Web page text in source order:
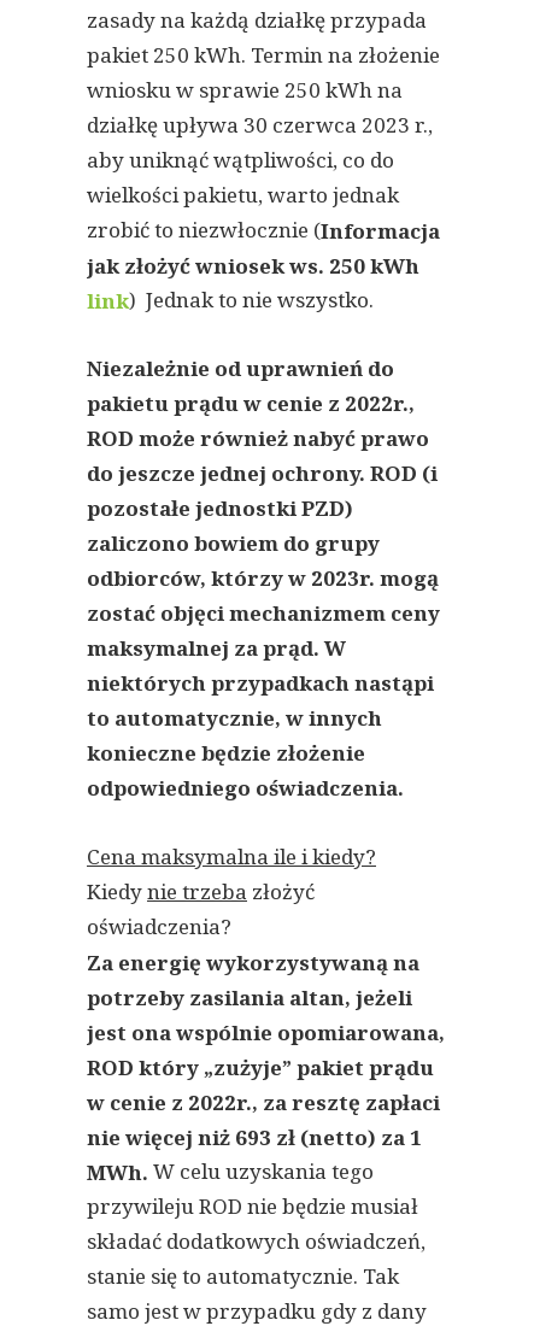
zasady na każdą działkę przypada
pakiet 250 kWh. Termin na złożenie
wniosku w sprawie 250 kWh na
działkę upływa 30 czerwca 2023 r.,
aby uniknąć wątpliwości, co do
wielkości pakietu, warto jednak
zrobić to niezwłocznie (Informacja
jak złożyć wniosek ws. 250 kWh
link) Jednak to nie wszystko.
Niezależnie od uprawnień do
pakietu prądu w cenie z 2022r.,
ROD może również nabyć prawo
do jeszcze jednej ochrony. ROD (i
pozostałe jednostki PZD)
zaliczono bowiem do grupy
odbiorców, którzy w 2023r. mogą
zostać objęci mechanizmem ceny
maksymalnej za prąd. W
niektórych przypadkach nastąpi
to automatycznie, w innych
konieczne będzie złożenie
odpowiedniego oświadczenia.
Cena maksymalna ile i kiedy?
Kiedynie trzeba złożyć
oświadczenia?
Za energię wykorzystywaną na
potrzeby zasilania altan, jeżeli
jest ona wspólnie opomiarowana,
ROD który „zużyje” pakiet prądu
w cenie z 2022r., za resztę zapłaci
nie więcej niż 693 zł (netto) za 1
MWh. W celu uzyskania tego
przywileju ROD nie będzie musiał
składać dodatkowych oświadczeń,
stanie się to automatycznie. Tak
samo jest w przypadku gdy z dany